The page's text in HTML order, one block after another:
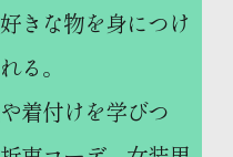
きな物を身につけ
る。
着付けを学びつ